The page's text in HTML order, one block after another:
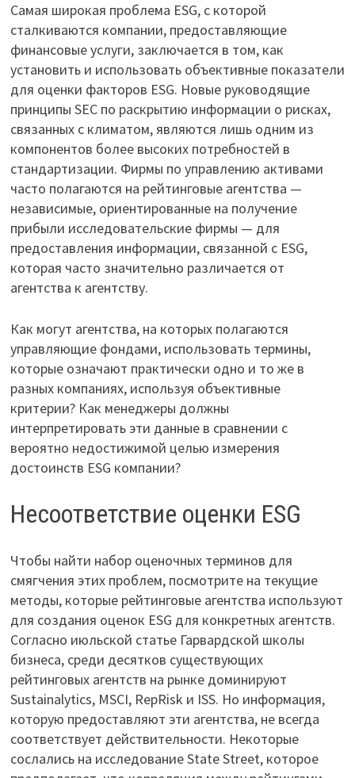
Самая широкая проблема ESG, с которой
сталкиваются компании, предоставляющие
финансовые услуги, заключается в том, как
установить и использовать объективные показатели
для оценки факторов ESG. Новые руководящие
принципы SEC по раскрытию информации о рисках,
связанных с климатом, являются лишь одним из
компонентов более высоких потребностей в
стандартизации. Фирмы по управлению активами
часто полагаются на рейтинговые агентства —
независимые, ориентированные на получение
прибыли исследовательские фирмы — для
предоставления информации, связанной с ESG,
которая часто значительно различается от
агентства к агентству.
Как могут агентства, на которых полагаются
управляющие фондами, использовать термины,
которые означают практически одно и то же в
разных компаниях, используя объективные
критерии? Как менеджеры должны
интерпретировать эти данные в сравнении с
вероятно недостижимой целью измерения
достоинств ESG компании?
Несоответствие оценки ESG
Чтобы найти набор оценочных терминов для
смягчения этих проблем, посмотрите на текущие
методы, которые рейтинговые агентства используют
для создания оценок ESG для конкретных агентств.
Согласно июльской статье Гарвардской школы
бизнеса, среди десятков существующих
рейтинговых агентств на рынке доминируют
Sustainalytics, MSCI, RepRisk и ISS. Но информация,
которую предоставляют эти агентства, не всегда
соответствует действительности. Некоторые
сослались на исследование State Street, которое